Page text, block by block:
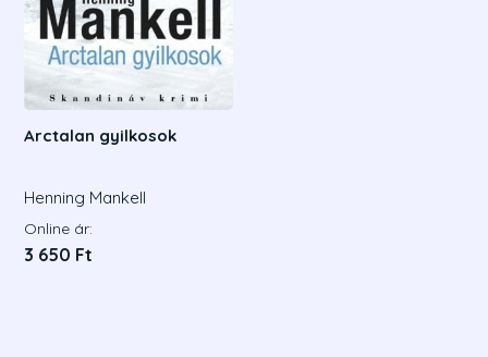
Arctalan gyilkosok
Henning Mankell
Online ár:
3 650 Ft